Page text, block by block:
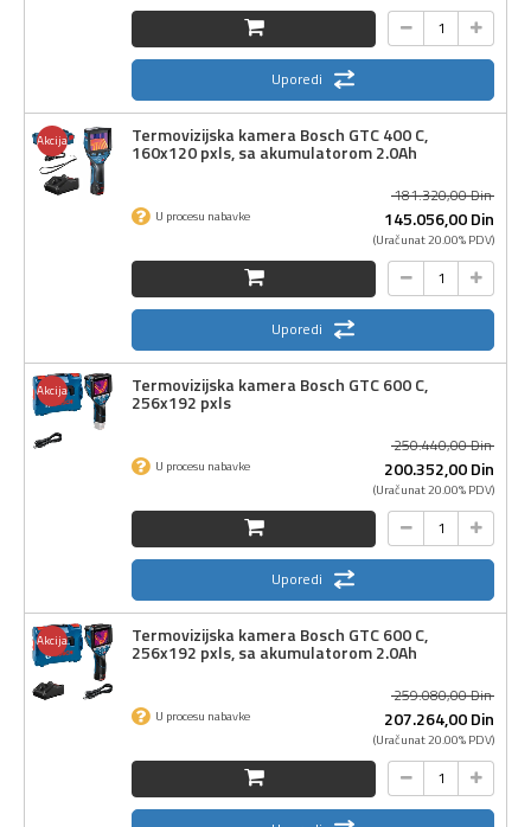
Uporedi
Akcija Termovizijska kamera Bosch GTC 400 C,
160x120 pxls, sa akumulatorom 2.0Ah
181.320,00Din
145.056,00Din
(Uračunat 20.00% PDV)
U procesu nabavke
Uporedi
Akcija Termovizijska kamera Bosch GTC 600 C,
256x192 pxls
250.440,00Din
200.352,00Din
(Uračunat 20.00% PDV)
U procesu nabavke
Uporedi
Akcija Termovizijska kamera Bosch GTC 600 C,
256x192 pxls, sa akumulatorom 2.0Ah
259.080,00Din
207.264,00Din
(Uračunat 20.00% PDV)
U procesu nabavke